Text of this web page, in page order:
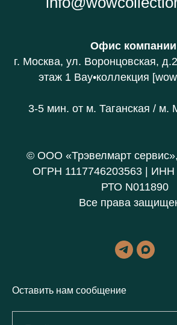
Офис компании
г. Москва, ул. Воронцовская,
этаж 1 Вау•коллекция
3-5 мин. от м. Таганская / м.
© ООО «Трэвелмарт
ОГРН 1117746203563 | ИНН
РТО N011890
Все права
Оставить нам сообщение